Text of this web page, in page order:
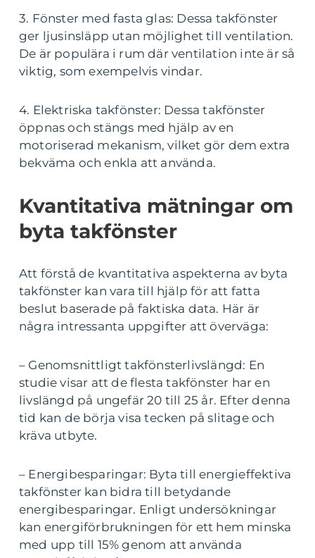
3. Fönster med fasta glas: Dessa takfönster
ger ljusinsläpp utan möjlighet till ventilation.
De är populära i rum där ventilation inte är så
viktig, som exempelvis vindar.
4. Elektriska takfönster: Dessa takfönster
öppnas och stängs med hjälp av en
motoriserad mekanism, vilket gör dem extra
bekväma och enkla att använda.
Kvantitativa mätningar om
byta takfönster
Att förstå de kvantitativa aspekterna av byta
takfönster kan vara till hjälp för att fatta
beslut baserade på faktiska data. Här är
några intressanta uppgifter att överväga:
– Genomsnittligt takfönsterlivslängd: En
studie visar att de flesta takfönster har en
livslängd på ungefär 20 till 25 år. Efter denna
tid kan de börja visa tecken på slitage och
kräva utbyte.
– Energibesparingar: Byta till energieffektiva
takfönster kan bidra till betydande
energibesparingar. Enligt undersökningar
kan energiförbrukningen för ett hem minska
med upp till 15% genom att använda